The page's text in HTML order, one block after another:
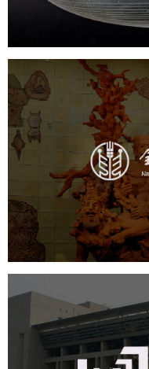
农
文化艺术 展馆
数字博物馆建设
公司展厅设计
中国科学